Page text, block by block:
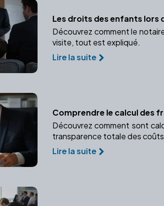
Les droits des enfants lors
Découvrez comment le
visite, tout est expliqué.
Lire la suite
Comprendre le calcul des
Découvrez comment sont
transparence totale des
Lire la suite